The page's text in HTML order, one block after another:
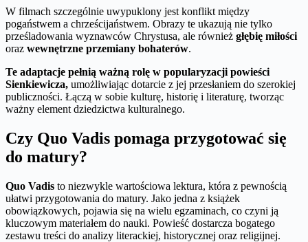
W filmach szczególnie uwypuklony jest konflikt między
pogaństwem a chrześcijaństwem. Obrazy te ukazują nie tylko
prześladowania wyznawców Chrystusa, ale również głębię miłości
oraz wewnętrzne przemiany bohaterów.
Te adaptacje pełnią ważną rolę w popularyzacji powieści
Sienkiewicza, umożliwiając dotarcie z jej przesłaniem do szerokiej
publiczności. Łączą w sobie kulturę, historię i literaturę, tworząc
ważny element dziedzictwa kulturalnego.
Czy Quo Vadis pomaga przygotować się
do matury?
Quo Vadis to niezwykle wartościowa lektura, która z pewnością
ułatwi przygotowania do matury. Jako jedna z książek
obowiązkowych, pojawia się na wielu egzaminach, co czyni ją
kluczowym materiałem do nauki. Powieść dostarcza bogatego
zestawu treści do analizy literackiej, historycznej oraz religijnej.